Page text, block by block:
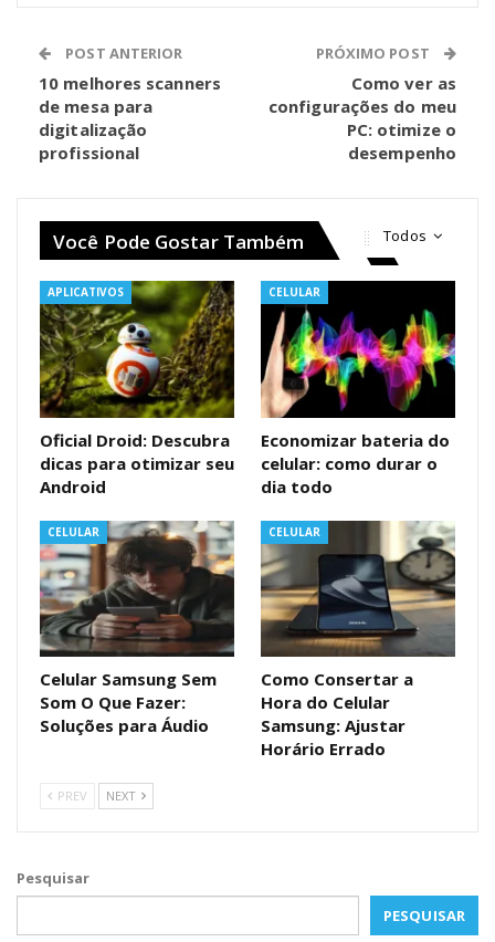
POST ANTERIOR
10 melhores scanners
de mesa para
digitalização
profissional
PRÓXIMO POST
Como ver as
configurações do meu
PC: otimize o
desempenho
Todos
Você Pode Gostar Também
APLICATIVOS
Oficial Droid: Descubra
dicas para otimizar seu
Android
CELULAR
Economizar bateria do
celular: como durar o
dia todo
CELULAR
Celular Samsung Sem
Som O Que Fazer:
Soluções para Áudio
CELULAR
Como Consertar a
Hora do Celular
Samsung: Ajustar
Horário Errado
PREV NEXT
Pesquisar
PESQUISAR